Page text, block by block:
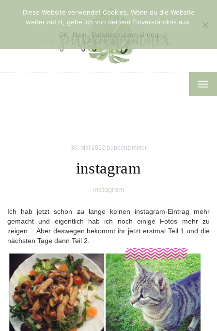
30. Mai 2012 puppenzimmer
instagram
instagram
Ich hab jetzt schonzulange keinen instagram-Eintrag mehr
gemacht und eigentlich hab ich noch einige Fotos mehr zu
zeigen… Aber deswegen bekommt ihr jetzt erstmal Teil 1 und die
nächsten Tage dann Teil 2.
Diese Website verwendet Cookies. Wenn du die Website
weiter nutzt, gehe ich von deinem Einverständnis aus.
OK
Nein Datenschutzerklärung